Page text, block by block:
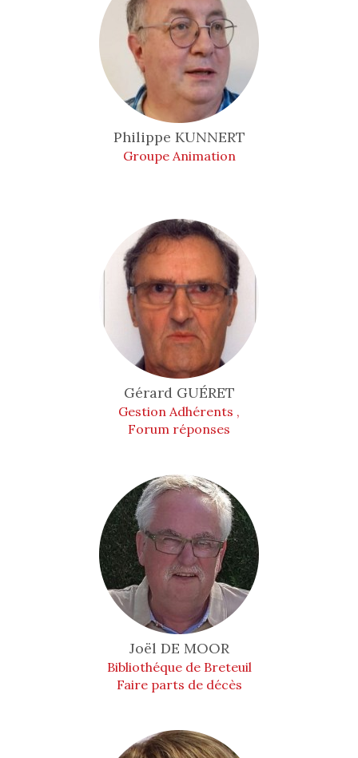
Philippe KUNNERT
Groupe Animation
Gérard GUÉRET
Gestion Adhérents ,
Forum réponses
Joël DE MOOR
Bibliothéque de Breteuil
Faire parts de décès